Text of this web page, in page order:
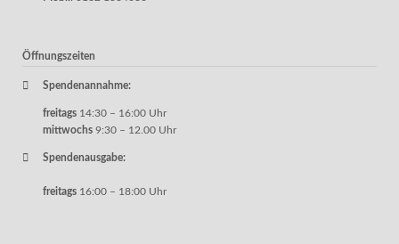
Öffnungszeiten
Spendenannahme:
freitags 14:30 – 16:00 Uhr
mittwochs 9:30 – 12.00 Uhr
Spendenausgabe:
freitags 16:00 – 18:00 Uhr